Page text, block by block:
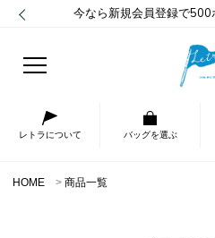
今なら新規会員登録で500
レトラについて バッグを選ぶ
HOME 商品一覧